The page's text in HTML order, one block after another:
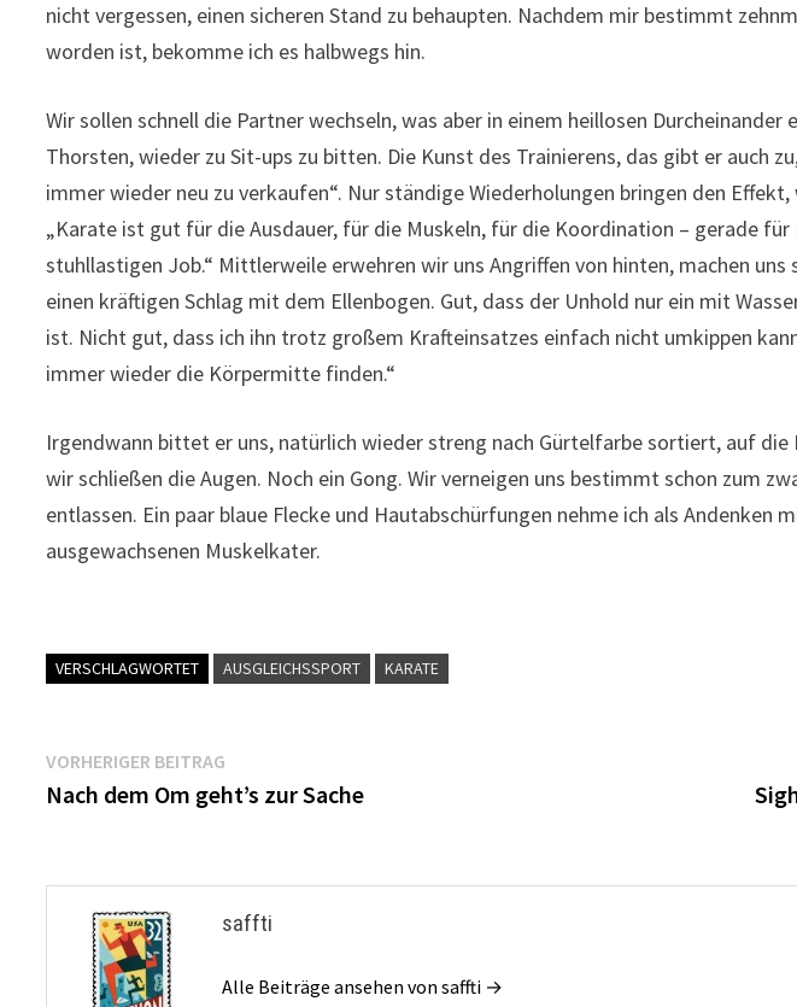
nicht vergessen, einen sicheren Stand zu behaupten. Nachdem mir bestimmt
worden ist, bekomme ich es halbwegs hin.
Wir sollen schnell die Partner wechseln, was aber in einem heillosen
Thorsten, wieder zu Sit-ups zu bitten. Die Kunst des Trainierens, das gibt er auch
immer wieder neu zu verkaufen“. Nur ständige Wiederholungen bringen den
„Karate ist gut für die Ausdauer, für die Muskeln, für die Koordination – gerade
stuhllastigen Job.“ Mittlerweile erwehren wir uns Angriffen von hinten, machen
einen kräftigen Schlag mit dem Ellenbogen. Gut, dass der Unhold nur ein mit
ist. Nicht gut, dass ich ihn trotz großem Krafteinsatzes einfach nicht umkippen
immer wieder die Körpermitte finden.“
Irgendwann bittet er uns, natürlich wieder streng nach Gürtelfarbe sortiert, auf
wir schließen die Augen. Noch ein Gong. Wir verneigen uns bestimmt schon zum
entlassen. Ein paar blaue Flecke und Hautabschürfungen nehme ich als Andenken
ausgewachsenen Muskelkater.
VERSCHLAGWORTET AUSGLEICHSSPORT KARATE
Beitragsnavigation
VORHERIGER BEITRAG
Beitrag:
Nach dem Om geht’s zur Sache
saffti
Alle Beiträge ansehen von saffti →